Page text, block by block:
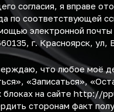
согласия, я вправе
по соответствующей
электронной
г. Красноярск, ул,
что любое моё
«Записаться»,
на сайте http://
сторонам факт